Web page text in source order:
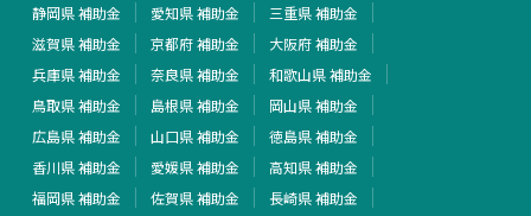
静岡県 補助金
愛知県 補助金
三重県 補助金
滋賀県 補助金
京都府 補助金
大阪府 補助金
兵庫県 補助金
奈良県 補助金
和歌山県 補助金
鳥取県 補助金
島根県 補助金
岡山県 補助金
広島県 補助金
山口県 補助金
徳島県 補助金
香川県 補助金
愛媛県 補助金
高知県 補助金
福岡県 補助金
佐賀県 補助金
長崎県 補助金